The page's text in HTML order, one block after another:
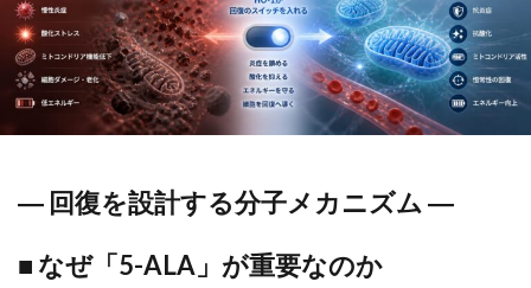
― 回復を設計する分子メカニズム ―
■ なぜ「5-ALA」が重要なのか